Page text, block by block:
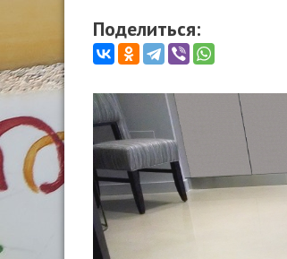
Поделиться: